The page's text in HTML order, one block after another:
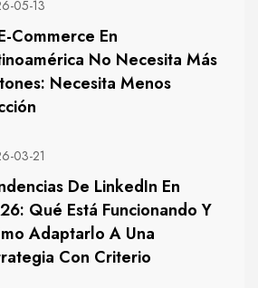
05-13
Commerce En
No Necesita Más
Necesita Menos
03-21
De LinkedIn En
Qué Está Funcionando Y
Adaptarlo A Una
Con Criterio